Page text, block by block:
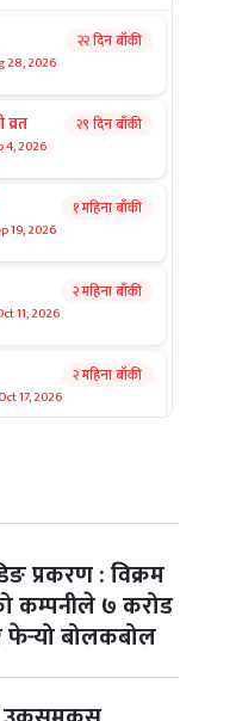
28, 2026
२२ दिन बाँकी
व्रत
4, 2026
२९ दिन बाँकी
19, 2026
१ महिना बाँकी
11, 2026
२ महिना बाँकी
17, 2026
२ महिना बाँकी
20, 2026
21, 2026
२ महिना बाँकी
व्रत २ महिना बाँकी
प्रकरण : विक्रम
कम्पनीले ७ करोड
फेर्‍यो बोलकबोल